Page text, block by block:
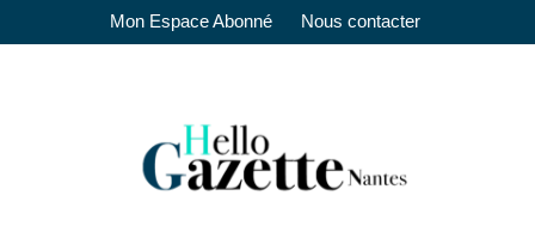
Mon Espace Abonné Nous contacter